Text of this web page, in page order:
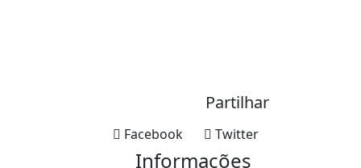
Partilhar
Twitter
Facebook
Informações